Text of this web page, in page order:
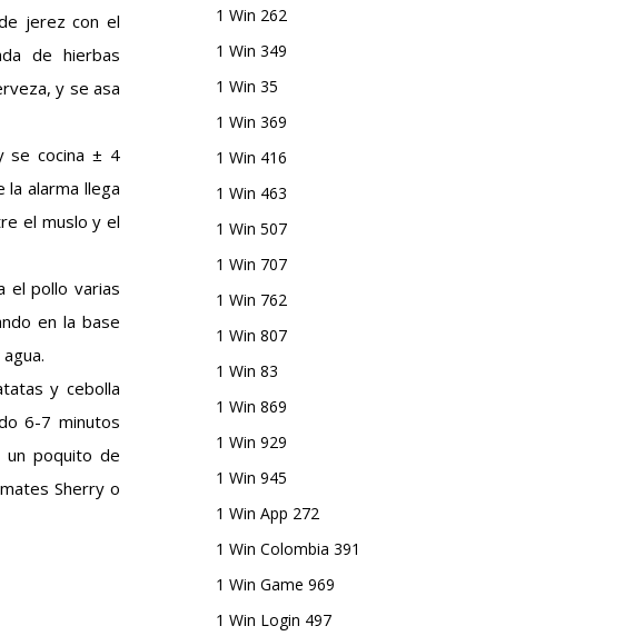
jerez con el
de hierbas
y se asa
se cocina ± 4
la alarma llega
el muslo y el
el pollo varias
en la base
y cebolla
6-7 minutos
un poquito de
Sherry o
1 Win 262
1 Win 349
1 Win 35
1 Win 369
1 Win 416
1 Win 463
1 Win 507
1 Win 707
1 Win 762
1 Win 807
1 Win 83
1 Win 869
1 Win 929
1 Win 945
1 Win App 272
1 Win Colombia 391
1 Win Game 969
1 Win Login 497